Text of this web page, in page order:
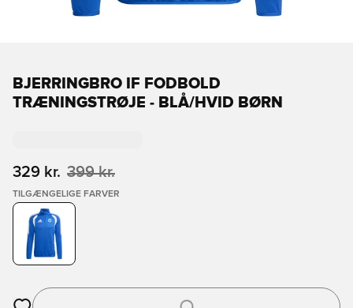
BJERRINGBRO IF FODBOLD
TRÆNINGSTRØJE - BLÅ/HVID BØRN
329 kr. 399 kr.
TILGÆNGELIGE FARVER